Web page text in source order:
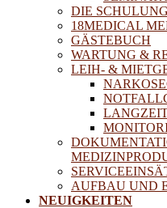
DIE
18MEDICAL
GÄSTEBUCH
WARTUNG &
LEIH- &
AUFBAU UND
NEUIGKEITEN